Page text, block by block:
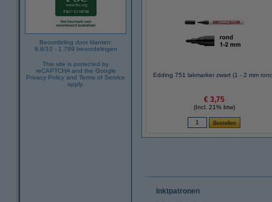
Beoordeling door klanten:
8.8/10 - 1.799 beoordelingen
This site is protected by
reCAPTCHA and the Google
Privacy Policy and Terms of Service
apply.
Edding 751 lakmarker zwart (1 - 2 mm
€ 3,75
(Incl. 21% btw)
Inktpatronen